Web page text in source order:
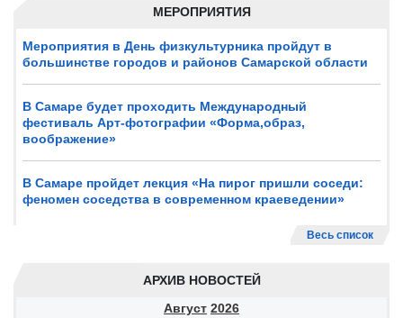
МЕРОПРИЯТИЯ
Мероприятия в День физкультурника пройдут в
большинстве городов и районов Самарской области
В Самаре будет проходить Международный
фестиваль Арт-фотографии «Форма,образ,
воображение»
В Самаре пройдет лекция «На пирог пришли соседи:
феномен соседства в современном краеведении»
Весь список
АРХИВ НОВОСТЕЙ
Август 2026